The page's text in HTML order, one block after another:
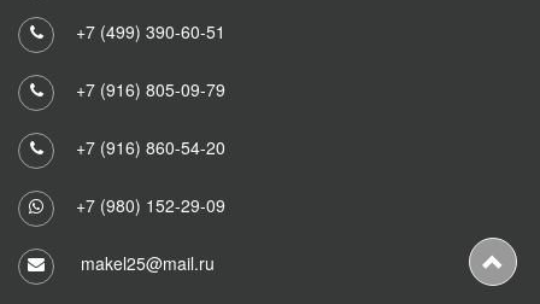
+7 (499) 390-60-51
+7 (916) 805-09-79
+7 (916) 860-54-20
+7 (980) 152-29-09
makel25@mail.ru